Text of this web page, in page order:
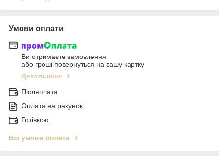
Умови оплати
Ви отримаєте замовлення
або гроші повернуться на вашу картку
Детальніше
Післяплата
Оплата на рахунок
Готівкою
Всі умови оплати